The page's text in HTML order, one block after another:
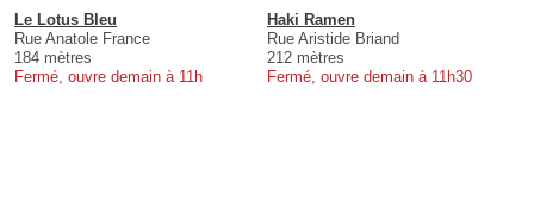
Le Lotus Bleu
Rue Anatole France
184 mètres
Fermé, ouvre demain à 11h
Haki Ramen
Rue Aristide Briand
212 mètres
Fermé, ouvre demain à 11h30